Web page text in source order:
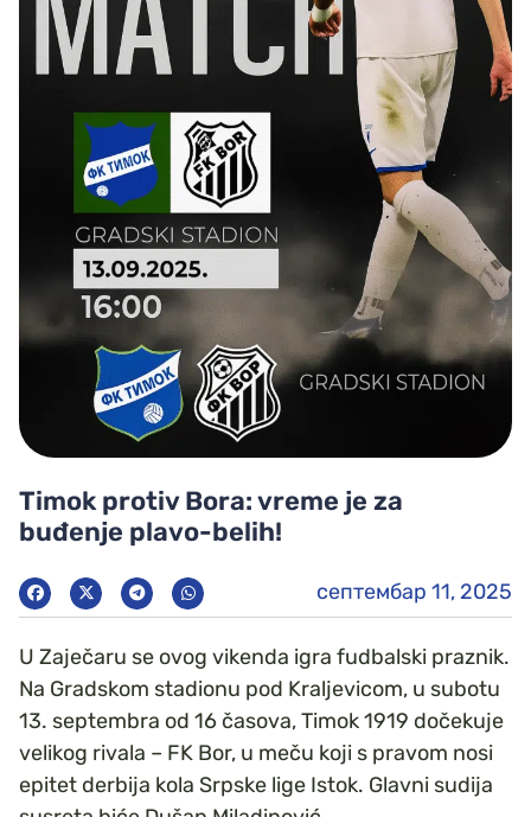
Timok protiv Bora: vreme je za
buđenje plavo-belih!
септембар 11, 2025
U Zaječaru se ovog vikenda igra fudbalski praznik.
Na Gradskom stadionu pod Kraljevicom, u subotu
13. septembra od 16 časova, Timok 1919 dočekuje
velikog rivala – FK Bor, u meču koji s pravom nosi
epitet derbija kola Srpske lige Istok. Glavni sudija